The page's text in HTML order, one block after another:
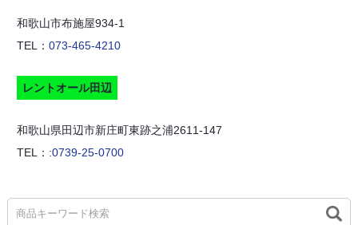
和歌山市布施屋934-1
TEL：073-465-4210
レントオール田辺
和歌山県田辺市新庄町東跡之浦2611-147
TEL：:0739-25-0700